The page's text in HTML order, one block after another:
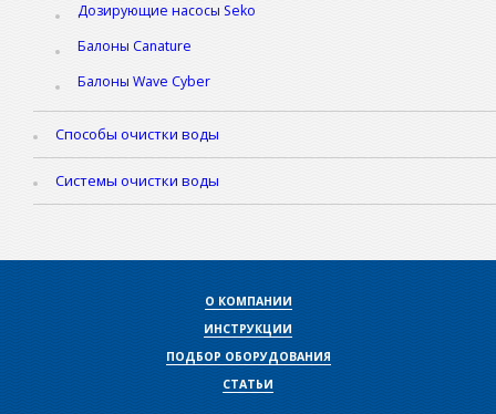
Дозирующие насосы Seko
Балоны Canature
Балоны Wave Cyber
Способы очистки воды
Системы очистки воды
О КОМПАНИИ
ИНСТРУКЦИИ
ПОДБОР ОБОРУДОВАНИЯ
СТАТЬИ